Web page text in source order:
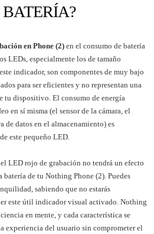
en Phone (2)en el consumo de batería
LEDs, especialmente los de tamaño
indicador, son componentes de muy bajo
para ser eficientes y no representan una
tu dispositivo. El consumo de energía
en sí misma (el sensor de la cámara, el
de datos en el almacenamiento) es
este pequeño LED.
LED rojo de grabación no tendrá un efecto
de tu Nothing Phone (2). Puedes
sabiendo que no estarás
este útil indicador visual activado. Nothing
en mente, y cada característica se
experiencia del usuario sin comprometer el